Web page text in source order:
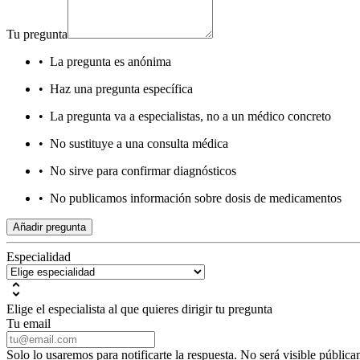
Tu pregunta
• La pregunta es anónima
• Haz una pregunta específica
• La pregunta va a especialistas, no a un médico concreto
• No sustituye a una consulta médica
• No sirve para confirmar diagnósticos
• No publicamos información sobre dosis de medicamentos
Añadir pregunta
Especialidad
Elige el especialista al que quieres dirigir tu pregunta
Tu email
Solo lo usaremos para notificarte la respuesta. No será visible